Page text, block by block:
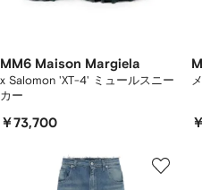
MM6 Maison Margiela
x Salomon 'XT-4' ミュールスニー
カー
￥73,700